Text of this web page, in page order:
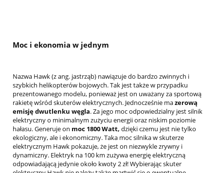
Moc i ekonomia w jednym
Nazwa Hawk (z ang. jastrząb) nawiązuje do bardzo zwinnych i
szybkich helikopterów bojowych. Tak jest także w przypadku
prezentowanego modelu, ponieważ jest on uważany za sportową
rakietę wśród skuterów elektrycznych. Jednocześnie mazerową
emisję dwutlenku węgla. Za jego moc odpowiedzialny jest silnik
elektryczny o minimalnym zużyciu energii oraz niskim poziomie
hałasu. Generuje on moc 1800 Watt, dzięki czemu jest nie tylko
ekologiczny, ale i ekonomiczny. Taka moc silnika w skuterze
elektrycznym Hawk pokazuje, że jest on niezwykle zrywny i
dynamiczny. Elektryk na 100 km zużywa energię elektryczną
odpowiadającą jedynie około kwoty 2 zł! Wybierając skuter